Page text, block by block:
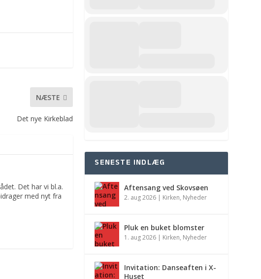
NÆSTE
Det nye Kirkeblad
Det har vi bl.a.
med nyt fra
SENESTE INDLÆG
Aftensang ved Skovsøen
2. aug 2026 | Kirken, Nyheder
Pluk en buket blomster
1. aug 2026 | Kirken, Nyheder
Invitation: Danseaften i X-
Huset